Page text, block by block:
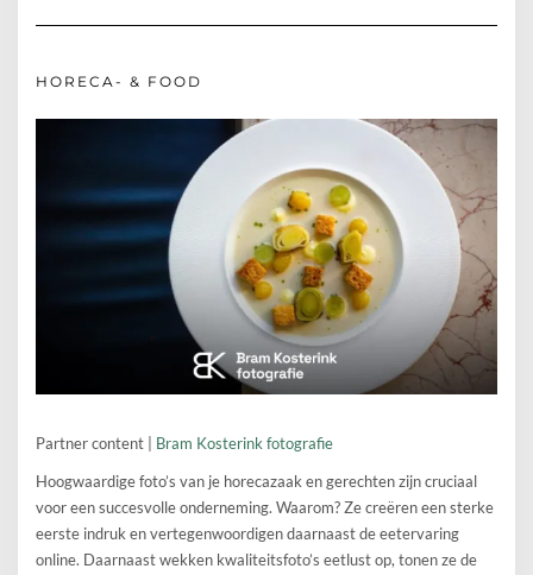
HORECA- & FOOD
Partner content | Bram Kosterink fotografie
Hoogwaardige foto’s van je horecazaak en gerechten zijn cruciaal
voor een succesvolle onderneming. Waarom? Ze creëren een sterke
eerste indruk en vertegenwoordigen daarnaast de eetervaring
online. Daarnaast wekken kwaliteitsfoto’s eetlust op, tonen ze de